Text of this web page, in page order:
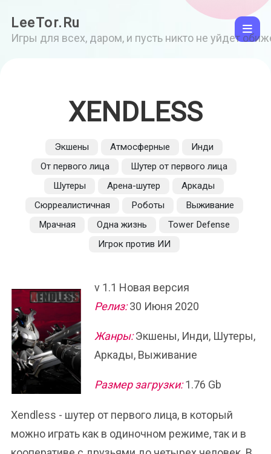
LeeTor.Ru
Игры для всех, даром, и пусть никто не уйдет
XENDLESS
Экшены Атмосферные
Инди
От первого лица
Шутер от первого лица
Шутеры
Арена-шутер
Аркады
Сюрреалистичная
Роботы
Выживание
Мрачная
Одна жизнь
Tower Defense
Игрок против ИИ
v 1.1 Новая версия
Релиз:30 Июня 2020
Жанры:Экшены, Инди, Шутеры,
Аркады, Выживание
Размер загрузки:1.76 Gb
Xendless - шутер от первого лица, в который
можно играть как в одиночном режиме, так и в